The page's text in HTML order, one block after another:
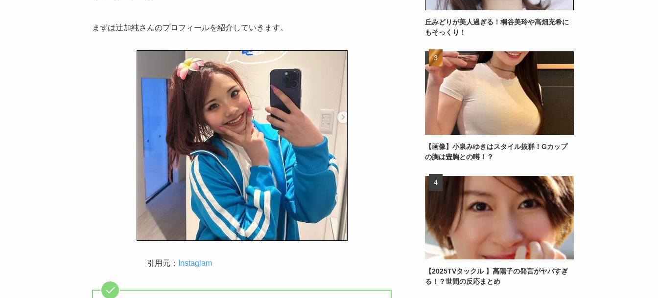
まずは辻加純さんのプロフィールを紹介していきます。
引用元： Instaglam
丘みどりが美人過ぎる！桐谷美玲や高畑充希に
もそっくり！
【画像】小泉みゆきはスタイル抜群！Gカップ
の胸は豊胸との噂！？
【2025TVタックル 】高陽子の発言がヤバすぎ
る！？世間の反応まとめ